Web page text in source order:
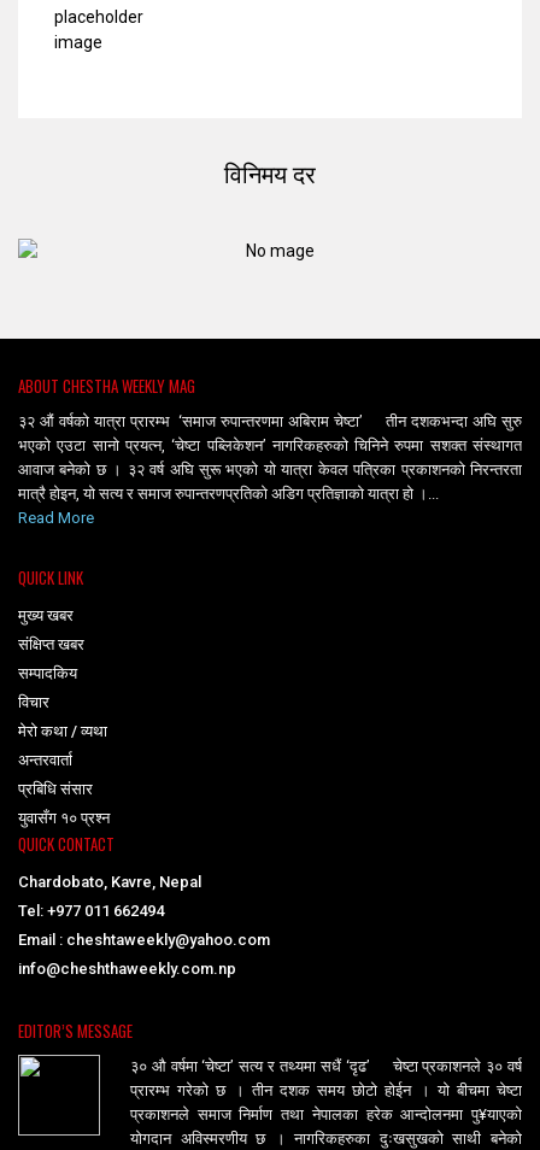
विनिमय दर
ABOUT CHESTHA WEEKLY MAG
३२ औं वर्षको यात्रा प्रारम्भ ‘समाज रुपान्तरणमा अबिराम चेष्टा’ तीन दशकभन्दा अघि सुरु
भएको एउटा सानो प्रयत्न, ‘चेष्टा पब्लिकेशन’ नागरिकहरुको चिनिने रुपमा सशक्त संस्थागत
आवाज बनेको छ । ३२ वर्ष अघि सुरू भएको यो यात्रा केवल पत्रिका प्रकाशनको निरन्तरता
मात्रै होइन, यो सत्य र समाज रुपान्तरणप्रतिको अडिग प्रतिज्ञाको यात्रा हो ।...
Read More
QUICK LINK
मुख्य खबर
संक्षिप्त खबर
सम्पादकिय
विचार
मेरो कथा / व्यथा
अन्तरवार्ता
प्रबिधि संसार
युवासँग १० प्रश्न
QUICK CONTACT
Chardobato, Kavre, Nepal
Tel: +977 011 662494
Email : cheshtaweekly@yahoo.com
info@cheshthaweekly.com.np
EDITOR’S MESSAGE
३० औ वर्षमा ‘चेष्टा’ सत्य र तथ्यमा सधैं ‘दृढ’ चेष्टा प्रकाशनले ३० वर्ष
प्रारम्भ गरेको छ । तीन दशक समय छोटो होईन । यो बीचमा चेष्टा
प्रकाशनले समाज निर्माण तथा नेपालका हरेक आन्दोलनमा पु¥याएको
योगदान अविस्मरणीय छ । नागरिकहरुका दुःखसुखको साथी बनेको